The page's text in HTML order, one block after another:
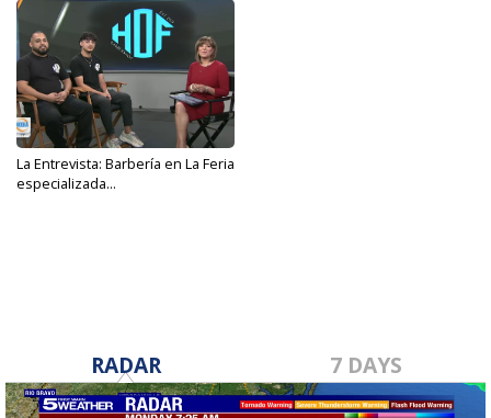
La Entrevista: Barbería en La Feria
especializada...
RADAR 7 DAYS